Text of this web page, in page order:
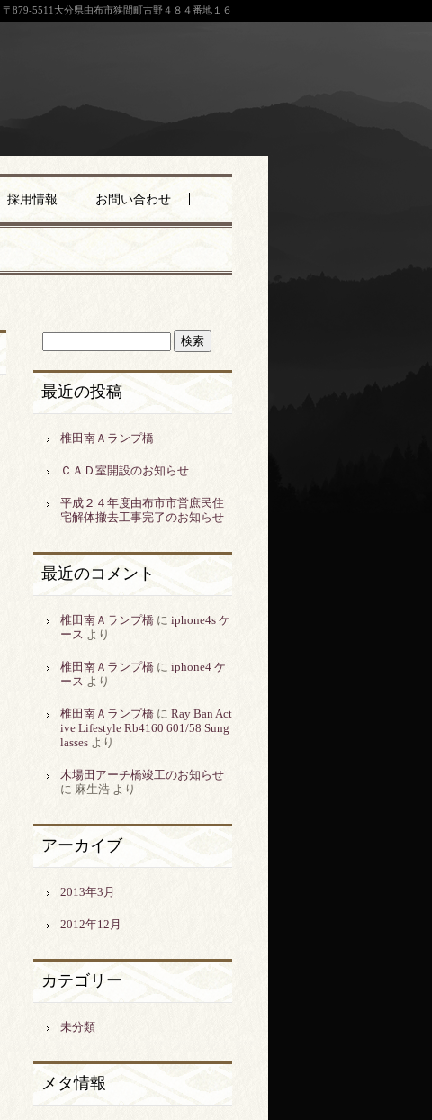
〒879-5511大分県由布市狭間町古野４８４番地１６
採用情報 お問い合わせ
最近の投稿
椎田南Ａランプ橋
ＣＡＤ室開設のお知らせ
平成２４年度由布市市営庶民住
宅解体撤去工事完了のお知らせ
最近のコメント
椎田南Ａランプ橋 に iphone4s ケ
ース より
椎田南Ａランプ橋 に iphone4 ケ
ース より
椎田南Ａランプ橋 に Ray Ban Act
ive Lifestyle Rb4160 601/58 Sung
lasses より
木場田アーチ橋竣工のお知らせ
に 麻生浩 より
アーカイブ
2013年3月
2012年12月
カテゴリー
未分類
メタ情報